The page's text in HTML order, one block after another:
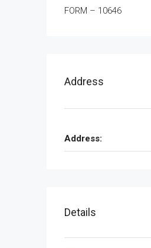
FORM – 10646
Address
Address:
Details